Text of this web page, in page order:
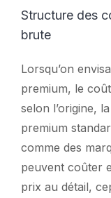
Structure des
brute
Lorsqu’on
premium, le
selon l’origine,
premium
comme des
peuvent coûter
prix au détail,